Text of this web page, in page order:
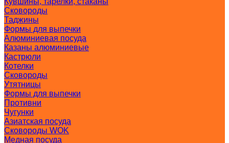
Сковороды
Таджины
Формы для выпечки
Алюминиевая посуда
Казаны алюминиевые
Кастрюли
Котелки
Сковороды
Утятницы
Формы для выпечки
Противни
Чугунки
Азиатская посуда
Сковороды WOK
Медная посуда